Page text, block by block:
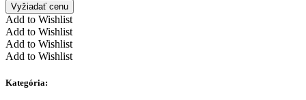
Vyžiadať cenu
Add to Wishlist
Add to Wishlist
Add to Wishlist
Add to Wishlist
Kategória: